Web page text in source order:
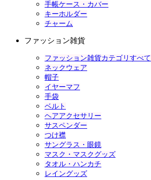
手帳ケース・カバー
キーホルダー
チャーム
ファッション雑貨
ファッション雑貨カテゴリすべて
ネックウェア
帽子
イヤーマフ
手袋
ベルト
ヘアアクセサリー
サスペンダー
つけ襟
サングラス・眼鏡
マスク・マスクグッズ
タオル・ハンカチ
レイングッズ